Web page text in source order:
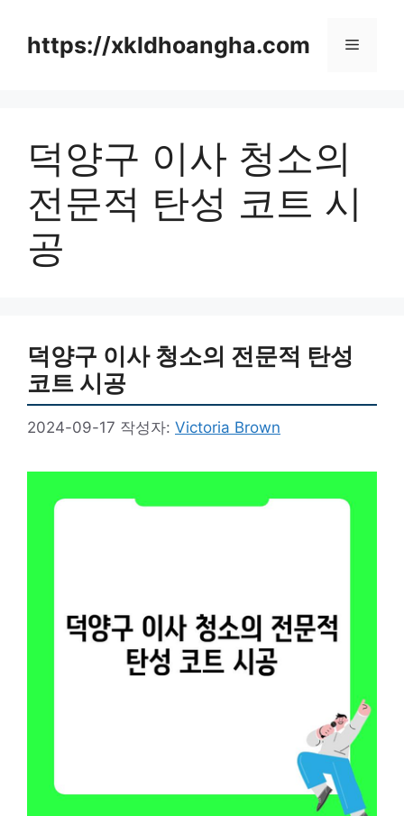
https://xkldhoangha.com 메
덕양구 이사 청소의
전문적 탄성 코트 시
공
덕양구 이사 청소의 전문적 탄성
코트 시공
2024-09-17 작성자: Victoria Brown